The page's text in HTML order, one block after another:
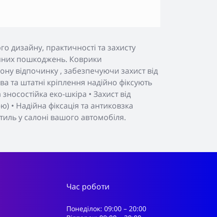
дизайну, практичності та захисту
пошкоджень. Коврики
відпочинку , забезпечуючи захист від
штатні кріплення надійно фіксують
еко-шкіра • Захист від
Надійна фіксація та антиковзка
у салоні вашого автомобіля.
Час роботи
Понеділок: 09:00 – 20:00